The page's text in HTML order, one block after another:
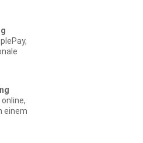
einem